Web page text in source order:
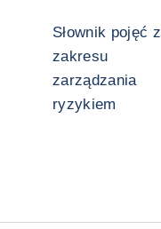
Słownik pojęć z
zakresu
zarządzania
ryzykiem